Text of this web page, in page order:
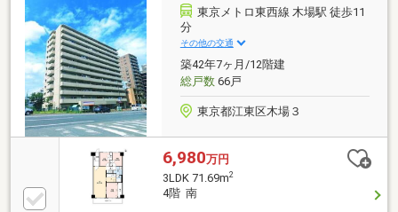
は料理中にも出入り可能で換気もしやすいです※CATV
可、BS・CS不可※総戸数内訳：住戸９８戸、管理員室
１戸、集会室１戸※分譲駐車場付き 駐車使用・維持
管理費1800円/月、駐車場修繕積立金1400円/月※ポー
チ面積6.6㎡
東京メトロ東西線 木場駅 徒歩11
分
その他の交通
築42年7ヶ月/12階建
総戸数66戸
東京都江東区木場３
6,980万円
3LDK 71.69m2
4階 南